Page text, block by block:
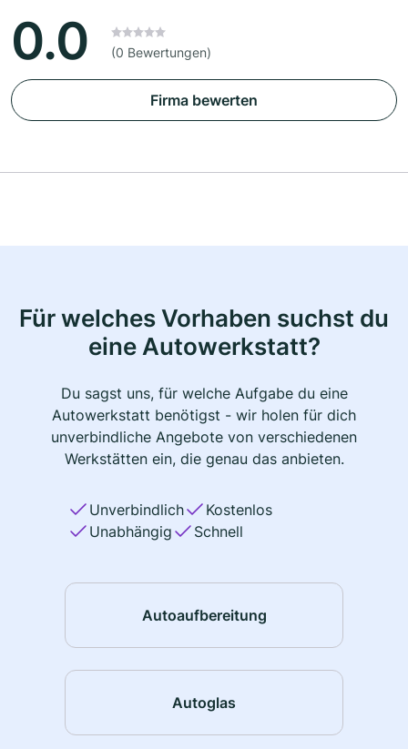
0.0 (0 Bewertungen)
Firma bewerten
Für welches Vorhaben suchst du
eine Autowerkstatt?
Du sagst uns, für welche Aufgabe du eine
Autowerkstatt benötigst - wir holen für dich
unverbindliche Angebote von verschiedenen
Werkstätten ein, die genau das anbieten.
Unverbindlich
Kostenlos
Unabhängig
Schnell
Autoaufbereitung
Autoglas